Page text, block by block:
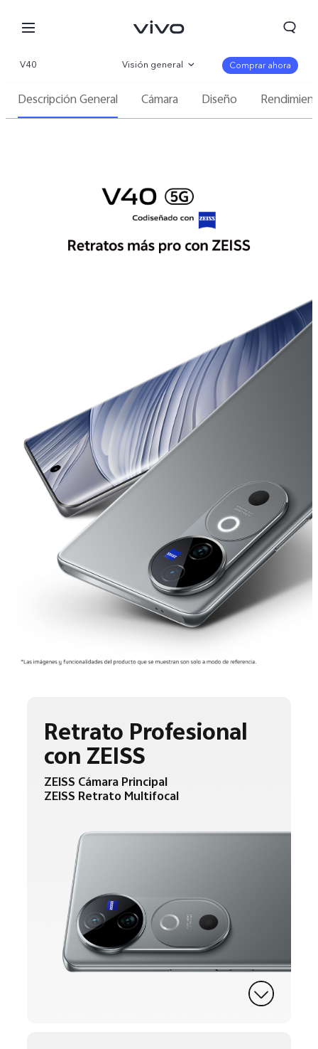
V40 Visión general
Galería
Comprar ahora
Descripción General Cámara Diseño
Retrato Profesional
con ZEISS
ZEISS Cámara Principal
ZEISS Retrato Multifocal